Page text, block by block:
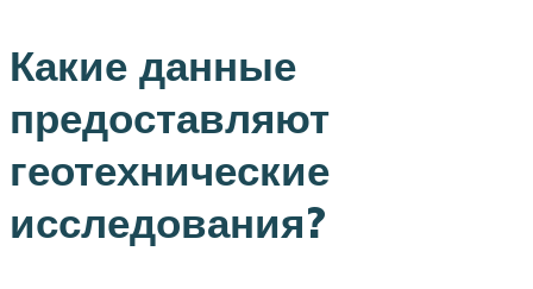
Какие данные
предоставляют
геотехнические
исследования?